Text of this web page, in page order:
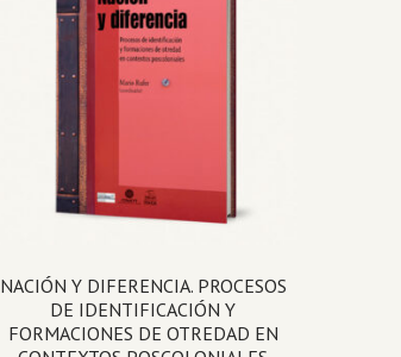
NACIÓN Y DIFERENCIA. PROCESOS
DE IDENTIFICACIÓN Y
FORMACIONES DE OTREDAD EN